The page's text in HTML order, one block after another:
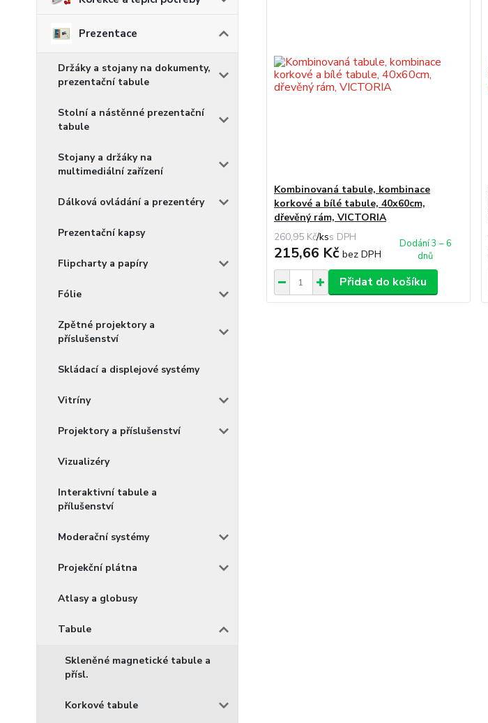
Prezentace
Držáky a stojany na dokumenty,
prezentační tabule
Stolní a nástěnné prezentační
tabule
Stojany a držáky na
multimediální zařízení
Dálková ovládání a prezentéry
Prezentační kapsy
Flipcharty a papíry
Fólie
Zpětné projektory a
příslušenství
Skládací a displejové systémy
Vitríny
Projektory a příslušenství
Vizualizéry
Interaktivní tabule a
přílušenství
Moderační systémy
Projekční plátna
Atlasy a globusy
Tabule
Skleněné magnetické tabule a
přísl.
Korkové tabule
Kombinovaná tabule, kombinace
korkové a bílé tabule, 40x60cm,
dřevěný rám, VICTORIA
260,95 Kč/ks
215,66 Kč bez DPH
Dodání 3 – 6
dnů
Přidat do košíku